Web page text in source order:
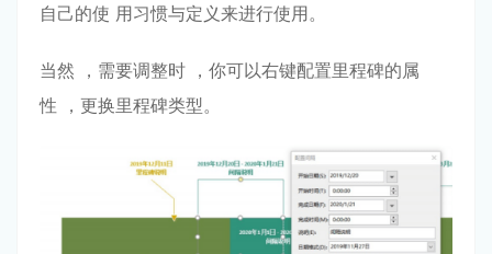
⾃⼰的使 ⽤习惯与定义来进⾏使⽤。
当然 ，需要调整时 ，你可以右键配置⾥程碑的属
性 ，更换⾥程碑类型。